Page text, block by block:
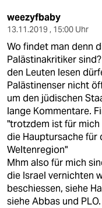
weezyfbaby
13.11.2019 , 15:00 Uhr
Wo findet man denn
Palästinakritiker
den Leuten lesen
Palästinenser nicht
um den jüdischen
lange Kommentare.
"trotzdem ist für
die Hauptursache für
Weltenregion"
Mhm also für mich
die Israel vernichten
beschiessen, siehe
siehe Abbas und PLO.